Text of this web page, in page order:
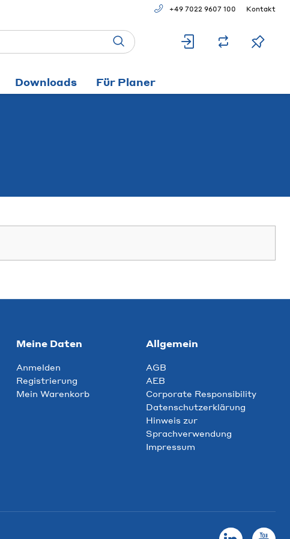
+49 7022 9607 100 Kontakt
Downloads Für Planer
Meine Daten
Anmelden
Registrierung
Mein Warenkorb
Allgemein
AGB
AEB
Corporate Responsibility
Datenschutzerklärung
Hinweis zur
Sprachverwendung
Impressum